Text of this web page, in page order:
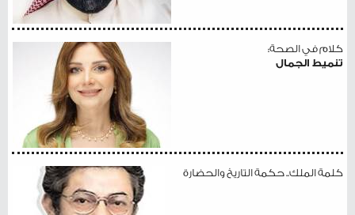
كلام في الصحة:
تنميط الجمال
كلمة الملك.. حكمة التاريخ والحضارة